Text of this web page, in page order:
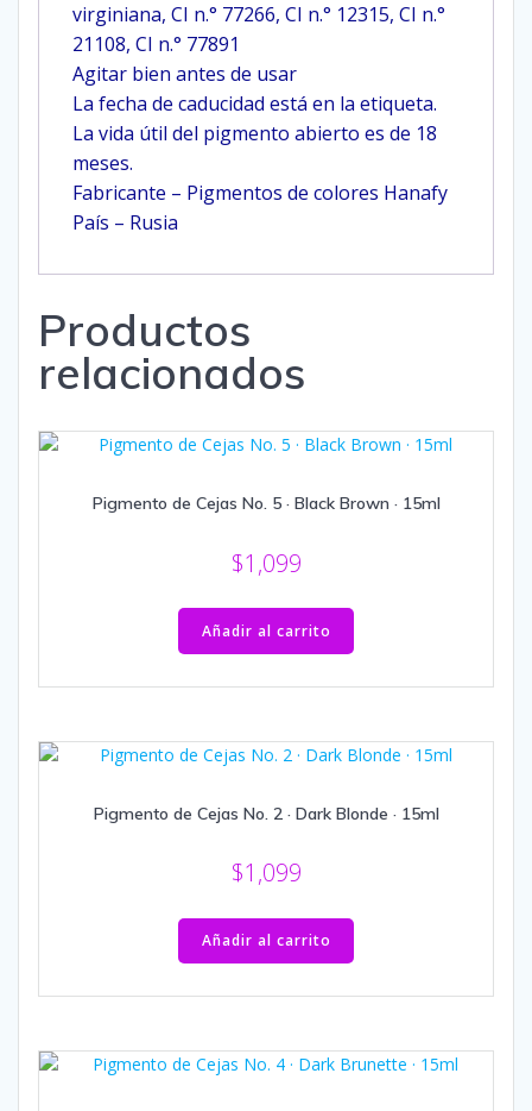
virginiana, CI n.° 77266, CI n.° 12315, CI n.°
21108, CI n.° 77891
Agitar bien antes de usar
La fecha de caducidad está en la etiqueta.
La vida útil del pigmento abierto es de 18
meses.
Fabricante – Pigmentos de colores Hanafy
País – Rusia
Productos
relacionados
Pigmento de Cejas No. 5 · Black Brown · 15ml
$1,099
Añadir al carrito
Pigmento de Cejas No. 2 · Dark Blonde · 15ml
$1,099
Añadir al carrito